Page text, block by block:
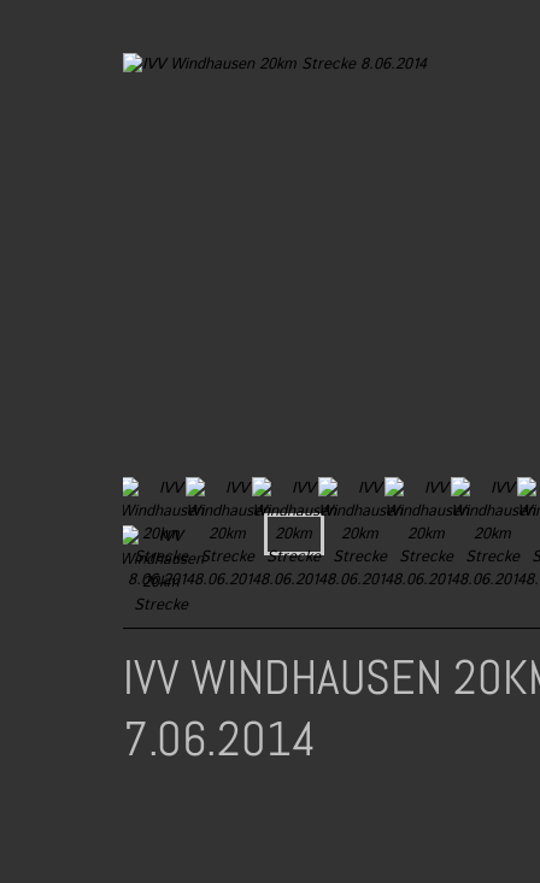
IVV WINDHAUSEN
7.06.2014